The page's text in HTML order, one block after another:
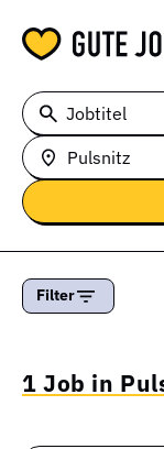
Jobtitel
Filter
1 Job in